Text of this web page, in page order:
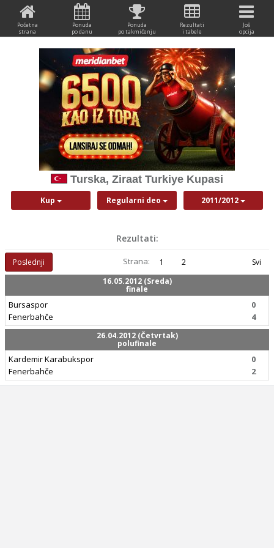
Početna
strana
Ponuda
po danu
Ponuda
po takmičenju
Rezultati
i tabele
Još
opcija
Turska, Ziraat Turkiye Kupasi
Kup Regularni deo 2011/2012
Rezultati:
Poslednji Strana: 1 2
Svi
16.05.2012 (Sreda)
finale
Bursaspor
Fenerbahče
0
4
26.04.2012 (Četvrtak)
polufinale
Kardemir Karabukspor
Fenerbahče
0
2